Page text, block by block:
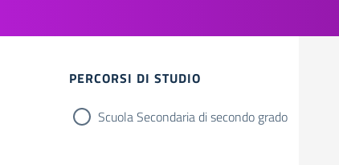
Filtri
PERCORSI DI STUDIO
Scuola Secondaria di secondo grado